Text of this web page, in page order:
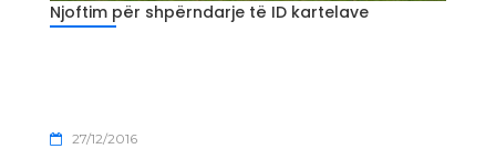
Njoftim për shpërndarje të ID kartelave
27/12/2016